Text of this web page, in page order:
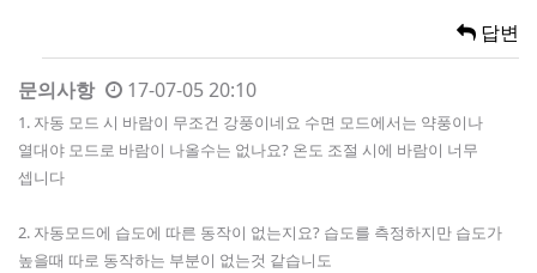
답변
문의사항 17-07-05 20:10
1. 자동 모드 시 바람이 무조건 강풍이네요 수면 모드에서는 약풍이나
열대야 모드로 바람이 나올수는 없나요? 온도 조절 시에 바람이 너무
셉니다
2. 자동모드에 습도에 따른 동작이 없는지요? 습도를 측정하지만 습도가
높을때 따로 동작하는 부분이 없는것 같습니도